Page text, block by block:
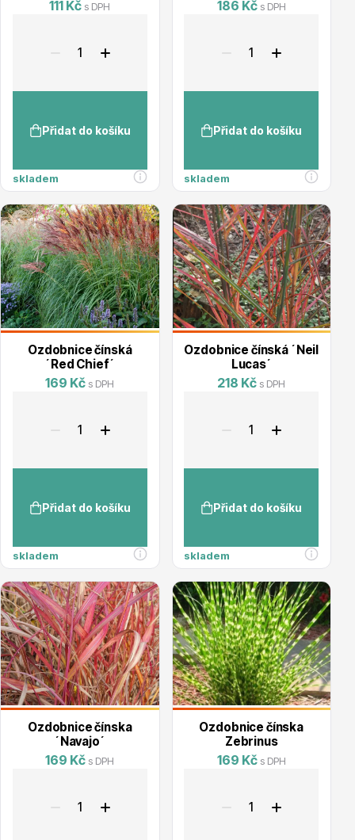
Dárkový poukaz
Poradíme Vám?
+421 944 200 333
Po-Pá 9:00 - 17:00
info@stromo.cz
111 Kč s DPH
Přidat do košíku
skladem
186 Kč s DPH
Přidat do košíku
skladem
Ozdobnice čínská
´Red Chief´
169 Kč s DPH
Přidat do košíku
skladem
Ozdobnice čínská ´Neil
Lucas´
218 Kč s DPH
Přidat do košíku
skladem
Ozdobnice čínska
´Navajo´
169 Kč s DPH
Ozdobnice čínska
Zebrinus
169 Kč s DPH